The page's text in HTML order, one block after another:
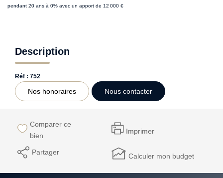
pendant 20 ans à 0% avec un apport de 12 000 €
Description
Réf : 752
Nos honoraires Nous contacter
Comparer ce
bien
Imprimer
Partager Calculer mon budget